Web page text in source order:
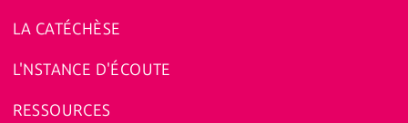
LA CATÉCHÈSE
L'NSTANCE D'ÉCOUTE
RESSOURCES